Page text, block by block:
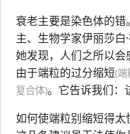
衰老主要是染色体的
主、生物学家伊丽莎白
她发现，人们之所以
由于端粒的过分缩短(
复合体)。它告诉我们：
如何使端粒别缩短得太